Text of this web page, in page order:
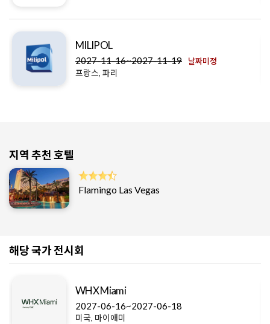
MILIPOL
2027-11-16~2027-11-19 날짜미정
프랑스, 파리
지역 추천 호텔
Flamingo Las Vegas
해당 국가 전시회
WHX Miami
2027-06-16~2027-06-18
미국, 마이애미